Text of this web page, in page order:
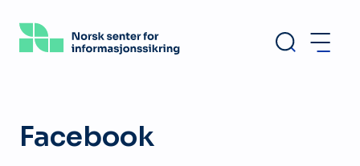
hovedinnhold
Facebook